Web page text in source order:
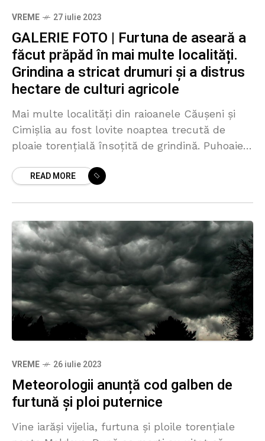
VREME 27 iulie 2023
GALERIE FOTO | Furtuna de aseară a
făcut prăpăd în mai multe localități.
Grindina a stricat drumuri și a distrus
hectare de culturi agricole
Mai multe localități din raioanele Căușeni și
Cimișlia au fost lovite noaptea trecută de
ploaie torențială însoțită de grindină. Puhoaiele
oamenilor, iar grindina
READ MORE
VREME 26 iulie 2023
Meteorologii anunță cod galben de
furtună și ploi puternice
Vine iarăși vijelia, furtuna și ploile torențiale